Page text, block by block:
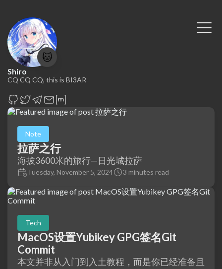
🐱
Shiro
CQ CQ CQ, this is BI3AR
Note
拉萨之行
海拔3600米的旅行—日光城拉萨
Tuesday, November 5, 2024 3 minutes read
Tech
MacOS设置Yubikey GPG签名Git
Commit
本文并非从入门到入土教程，而是你已经准备且